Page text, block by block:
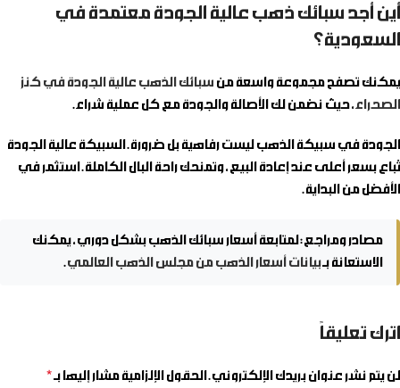
أين أجد سبائك ذهب عالية الجودة معتمدة في
السعودية؟
يمكنك تصفح مجموعة واسعة من سبائك الذهب عالية الجودة في كنز
الصحراء، حيث نضمن لك الأصالة والجودة مع كل عملية شراء.
الجودة في سبيكة الذهب ليست رفاهية بل ضرورة. السبيكة عالية الجودة
تُباع بسعر أعلى عند إعادة البيع، وتمنحك راحة البال الكاملة. استثمر في
الأفضل من البداية.
مصادر ومراجع: لمتابعة أسعار سبائك الذهب بشكل دوري، يمكنك
الاستعانة بـبيانات أسعار الذهب من مجلس الذهب العالمي.
اترك تعليقاً
لن يتم نشر عنوان بريدك الإلكتروني. الحقول الإلزامية مشار إليها بـ*